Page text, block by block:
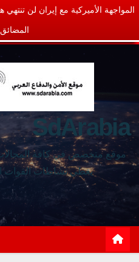
المواجهة الأميركية مع إيران لن تنتهي
المضائق
SdArabia
موقع متخصص في كافة المجالات
يغطي نشاطات القوات